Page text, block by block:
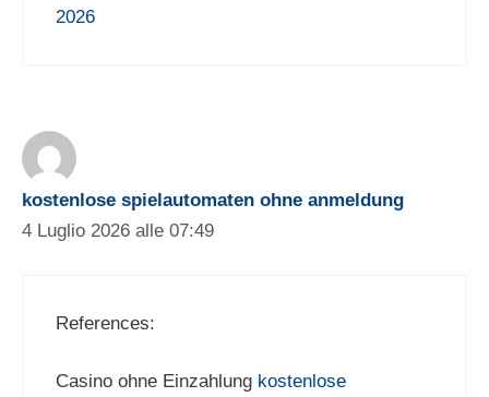
2026
kostenlose spielautomaten ohne anmeldung
4 Luglio 2026 alle 07:49
References:
Casino ohne Einzahlung kostenlose